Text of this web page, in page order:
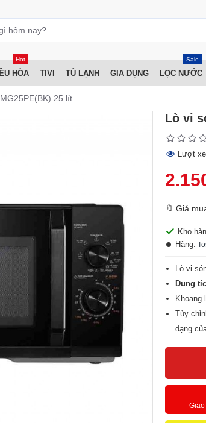
HÒA
Hot
TIVI TỦ LẠNH GIA DỤNG LỌC NƯỚC
Sale
25 lít
Lò vi
Lượt
🔖 Giá
Kho
Hãng:
Lò vi
Dung
Khoang
Tùy
dạng